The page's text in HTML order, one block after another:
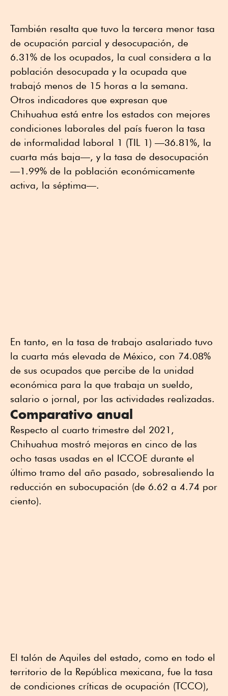
También resalta que tuvo la tercera menor tasa
de ocupación parcial y desocupación, de
6.31% de los ocupados, la cual considera a la
población desocupada y la ocupada que
trabajó menos de 15 horas a la semana.
Otros indicadores que expresan que
Chihuahua está entre los estados con mejores
condiciones laborales del país fueron la tasa
de informalidad laboral 1 (TIL 1) —36.81%, la
cuarta más baja—, y la tasa de desocupación
—1.99% de la población económicamente
activa, la séptima—.
En tanto, en la tasa de trabajo asalariado tuvo
la cuarta más elevada de México, con 74.08%
de sus ocupados que percibe de la unidad
económica para la que trabaja un sueldo,
salario o jornal, por las actividades realizadas.
Comparativo anual
Respecto al cuarto trimestre del 2021,
Chihuahua mostró mejoras en cinco de las
ocho tasas usadas en el ICCOE durante el
último tramo del año pasado, sobresaliendo la
reducción en subocupación (de 6.62 a 4.74 por
ciento).
El talón de Aquiles del estado, como en todo el
territorio de la República mexicana, fue la tasa
de condiciones críticas de ocupación (TCCO),